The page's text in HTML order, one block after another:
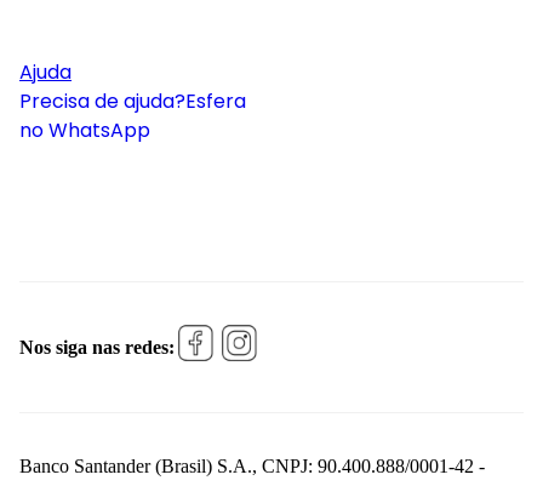
Ajuda
Precisa de ajuda?Esfera
no WhatsApp
Nos siga nas redes:
Banco Santander (Brasil) S.A., CNPJ: 90.400.888/0001-42 -